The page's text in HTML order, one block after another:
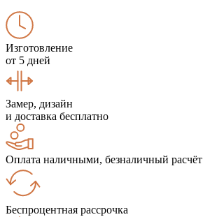
Изготовление
от 5 дней
Замер, дизайн
и доставка бесплатно
Оплата наличными, безналичный расчёт
Беспроцентная рассрочка